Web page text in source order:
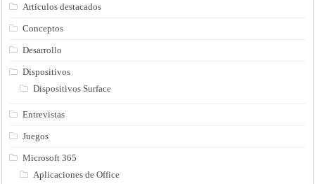
Artículos destacados
Conceptos
Desarrollo
Dispositivos
Dispositivos Surface
Entrevistas
Juegos
Microsoft 365
Aplicaciones de Office